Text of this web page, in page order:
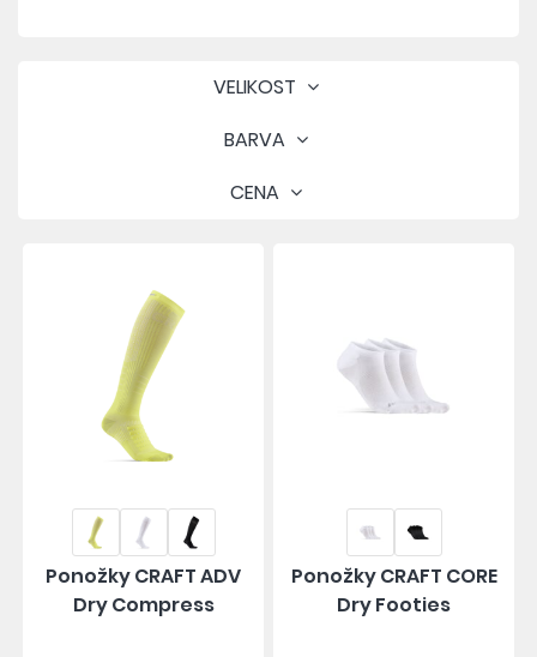
VELIKOST
BARVA
CENA
Ponožky CRAFT ADV
Dry Compress
Ponožky CRAFT CORE
Dry Footies